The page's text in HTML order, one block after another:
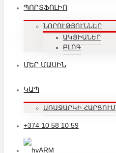
ՊՈՐՏՖՈԼԻՈ
ՆՈՐՈՒԹՅՈՒՆՆԵՐ
ԱԿՑԻԱՆԵՐ
ԲԼՈԳ
ՄԵՐ ՄԱՍԻՆ
ԿԱՊ
ԱՌԱՋԱՐԿԻ ՀԱՐՑՈՒՄ
+374 10 58 10 59
ARM